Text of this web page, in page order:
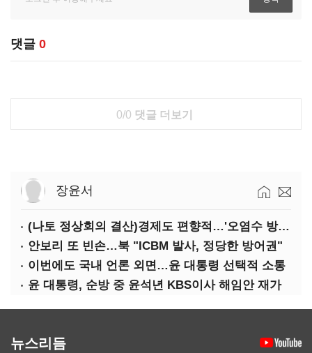
댓글 0
0/0 댓글 더보기
장윤서
(나토 정상회의 결산)경제도 편향적…'오염수 방류'만 용인
안보리 또 빈손…북 "ICBM 발사, 정당한 방어권"
이번에도 국내 언론 외면…윤 대통령 선택적 소통
윤 대통령, 순방 중 윤석년 KBS이사 해임안 재가
뉴스리듬